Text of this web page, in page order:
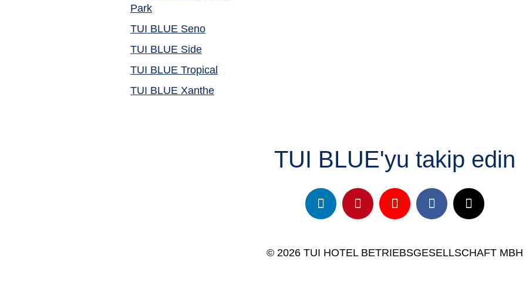
Park
TUI BLUE Seno
TUI BLUE Side
TUI BLUE Tropical
TUI BLUE Xanthe
TUI BLUE'yu takip edin
© 2026 TUI HOTEL BETRIEBSGESELLSCHAFT MBH